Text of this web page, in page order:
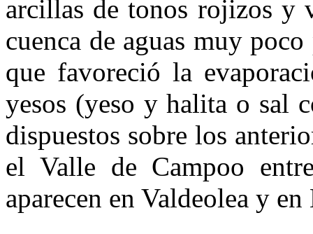
arcillas de tonos rojizos y
cuenca de aguas muy
que fa­voreció la
yesos (yeso y halita o sal
dispuestos sobre los
el Valle de Campoo
aparecen en Valdeolea y